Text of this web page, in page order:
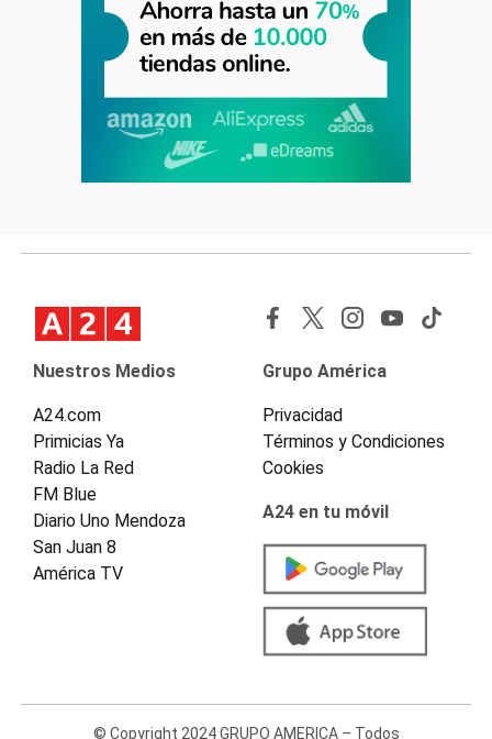
Nuestros Medios
A24.com
Primicias Ya
Radio La Red
FM Blue
Diario Uno Mendoza
San Juan 8
América TV
Grupo América
Privacidad
Términos y Condiciones
Cookies
A24 en tu móvil
© Copyright 2024 GRUPO AMERICA – Todos